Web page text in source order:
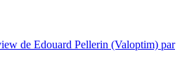
de Edouard Pellerin (Valoptim) par